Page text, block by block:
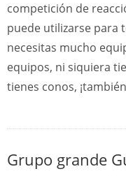
competición de
puede utilizarse para
necesitas mucho
equipos, ni siquiera
tienes conos,
Grupo grande